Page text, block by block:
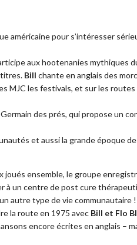
américaine pour s’intéresser
aux hootenanies mythiques
Bill chante en anglais des
MJC les festivals, et sur les
des prés, qui propose un
et aussi la grande époque
joués ensemble, le groupe
à un centre de post cure
autre type de vie communautaire
la route en 1975 avec Bill et Flo
encore écrites en anglais –